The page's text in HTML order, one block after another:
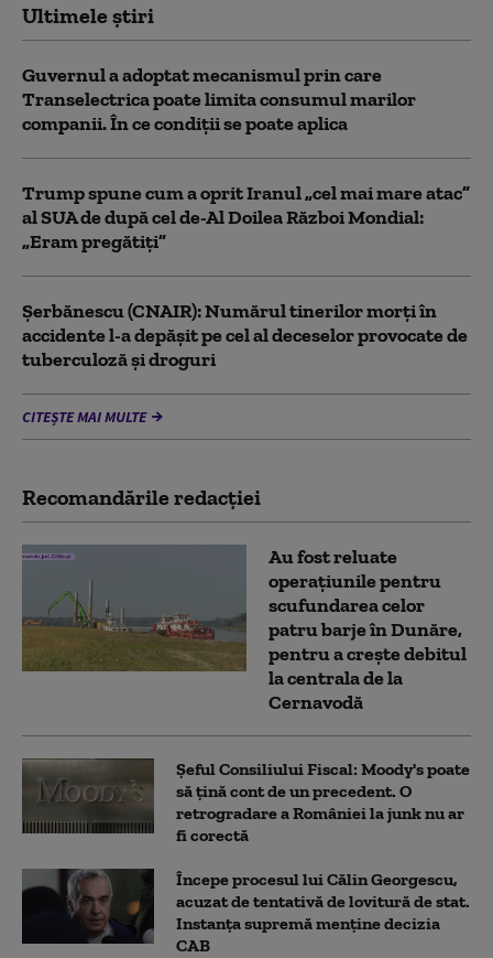
Ultimele știri
Guvernul a adoptat mecanismul prin care
Transelectrica poate limita consumul marilor
companii. În ce condiții se poate aplica
Trump spune cum a oprit Iranul „cel mai mare atac”
al SUA de după cel de-Al Doilea Război Mondial:
„Eram pregătiți”
Şerbănescu (CNAIR): Numărul tinerilor morţi în
accidente l-a depăşit pe cel al deceselor provocate de
tuberculoză şi droguri
CITEȘTE MAI MULTE
Recomandările redacţiei
Au fost reluate
operațiunile pentru
scufundarea celor
patru barje în Dunăre,
pentru a crește debitul
la centrala de la
Cernavodă
Șeful Consiliului Fiscal: Moody's poate
să țină cont de un precedent. O
retrogradare a României la junk nu ar
fi corectă
Începe procesul lui Călin Georgescu,
acuzat de tentativă de lovitură de stat.
Instanța supremă menține decizia
CAB